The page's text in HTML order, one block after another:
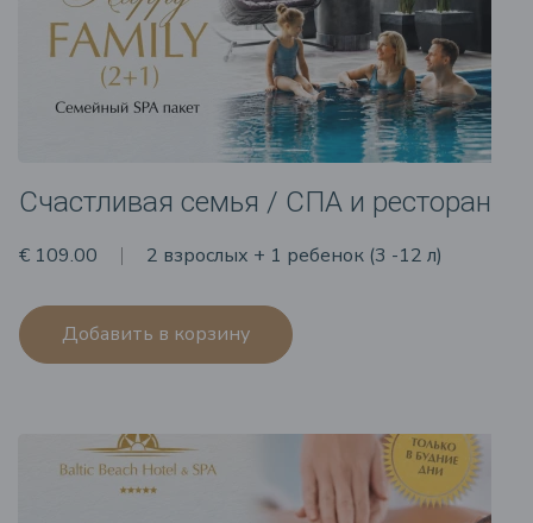
Счастливая семья / СПА и ресторан
€ 109.00 2 взрослых + 1 ребенок (3 -12 л)
Добавить в корзину